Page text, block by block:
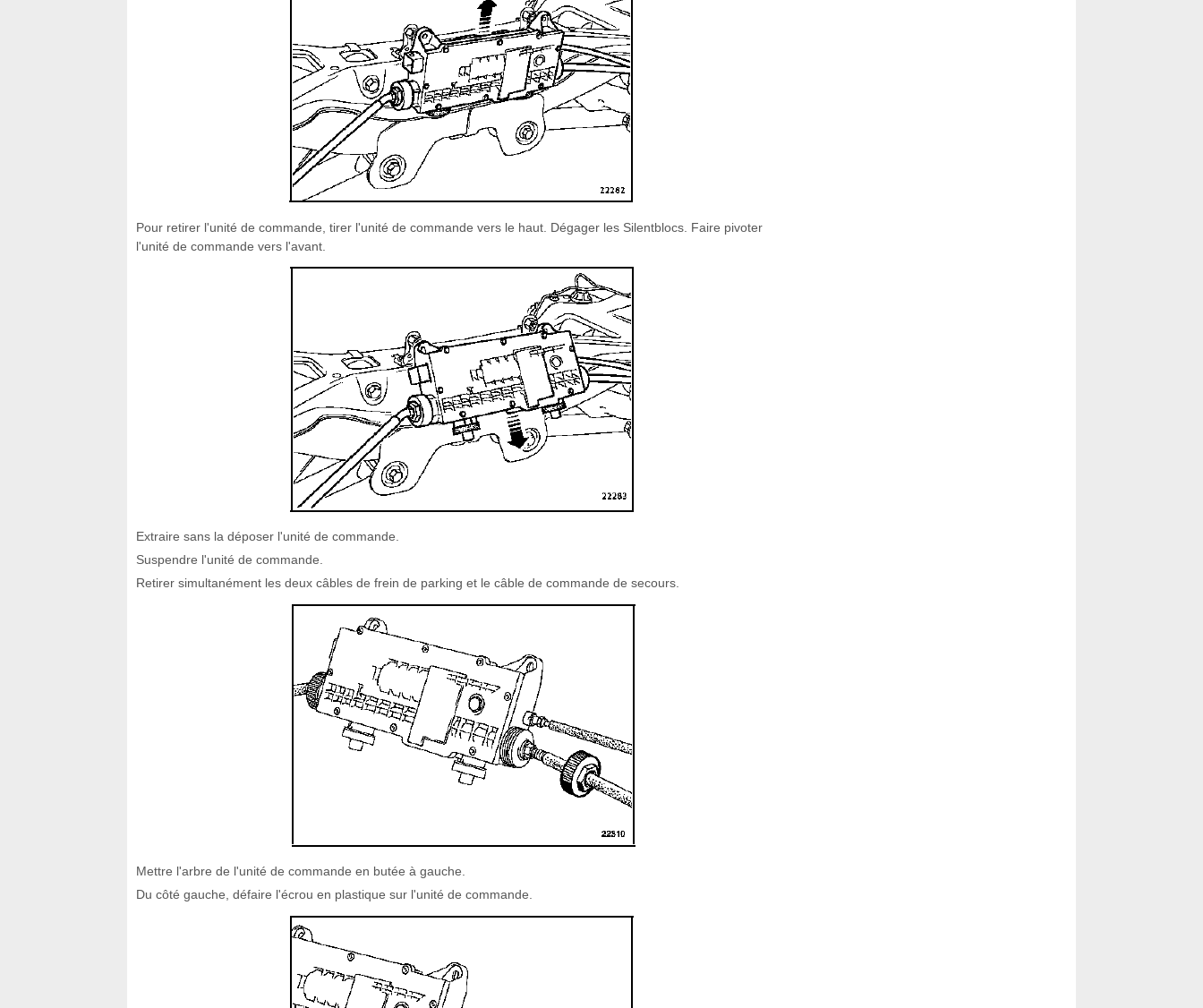
Pour retirer l'unité de commande, tirer l'unité de commande vers le haut. Dégager les Silentblocs. Faire pivoter
l'unité de commande vers l'avant.
Extraire sans la déposer l'unité de commande.
Suspendre l'unité de commande.
Retirer simultanément les deux câbles de frein de parking et le câble de commande de secours.
Mettre l'arbre de l'unité de commande en butée à gauche.
Du côté gauche, défaire l'écrou en plastique sur l'unité de commande.